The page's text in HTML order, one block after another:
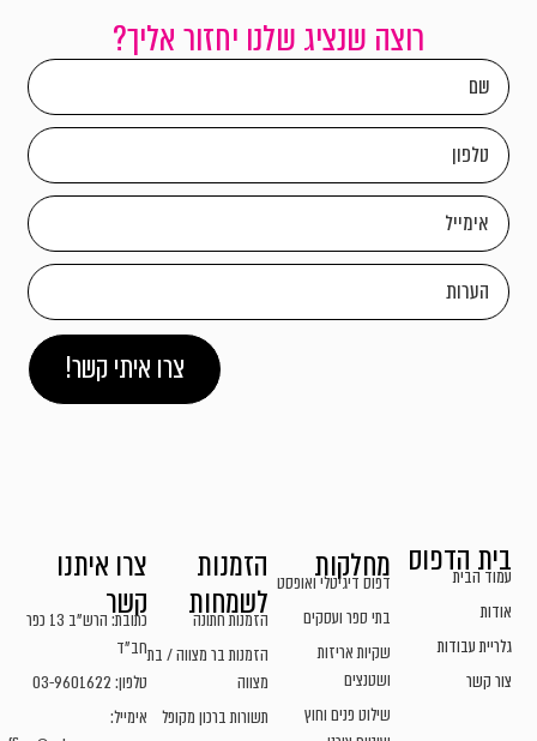
בית הדפוס
עמוד הבית
אודות
גלריית עבודות
צור קשר
מחלקות
דפוס דיגיטלי ואופסט
בתי ספר ועסקים
שקיות אריזות
ושטנצים
שילוט פנים וחוץ
הזמנות
לשמחות
הזמנות חתונה
הזמנות בר מצווה / בת
מצווה
תשורות ברכון מקופל
צרו איתנו
קשר
כתובת: הרש"ב 13 כפר
חב"ד
טלפון: 03-9601622
אימייל:
רוצה שנציג שלנו יחזור אליך?
צרו איתי קשר!